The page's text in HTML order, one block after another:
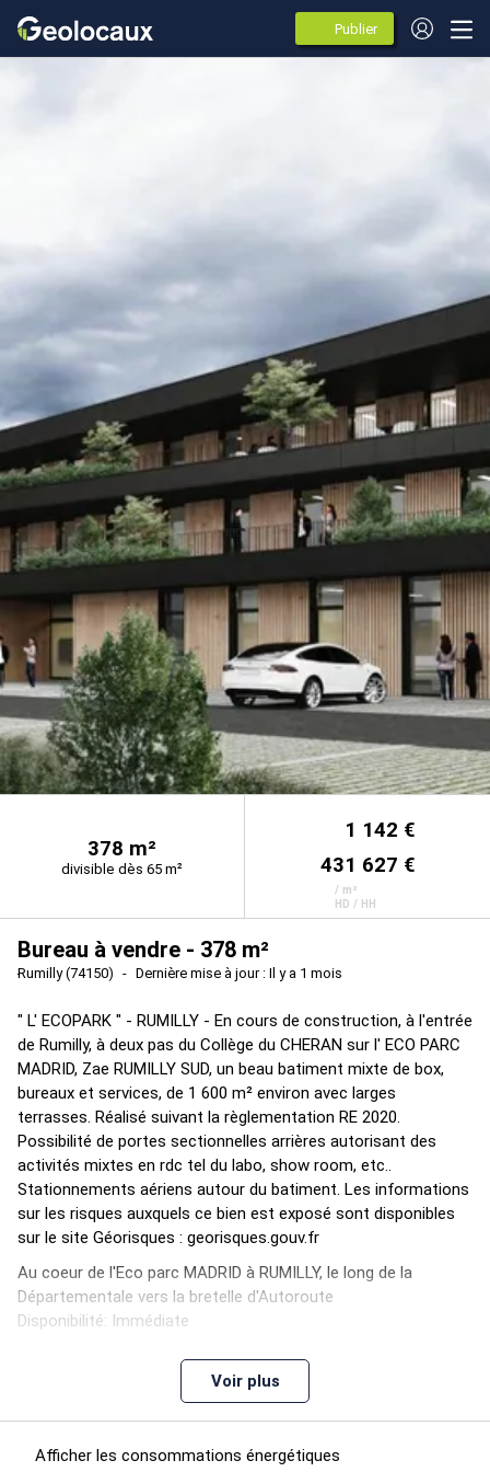
Publier
des
annonces
378 m²
divisible dès 65 m²
1 142 €
431 627 €
/ m²
HD / HH
Bureau à vendre - 378 m²
Rumilly (74150) Dernière mise à jour : Il y a 1 mois
" L' ECOPARK " - RUMILLY - En cours de construction, à l'entrée
de Rumilly, à deux pas du Collège du CHERAN sur l' ECO PARC
MADRID, Zae RUMILLY SUD, un beau batiment mixte de box,
bureaux et services, de 1 600 m² environ avec larges
terrasses. Réalisé suivant la règlementation RE 2020.
Possibilité de portes sectionnelles arrières autorisant des
activités mixtes en rdc tel du labo, show room, etc..
Stationnements aériens autour du batiment. Les informations
sur les risques auxquels ce bien est exposé sont disponibles
sur le site Géorisques : georisques.gouv.fr
Au coeur de l'Eco parc MADRID à RUMILLY, le long de la
Départementale vers la bretelle d'Autoroute
Disponibilité: Immédiate
Honoraires: 2% HT du prix HT/HD. à la signature de l'acte
Voir plus
Afficher les consommations énergétiques